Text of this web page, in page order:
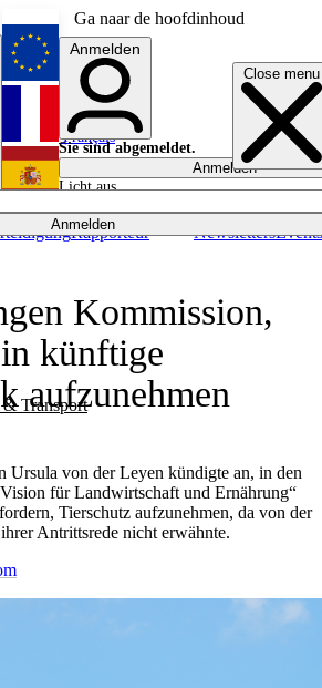
Ga naar de hoofdinhoud
Close menu
Anmelden
Transport
Rapporteur NewslettersEvents
English
Français
Anmelden
Sie sind abgemeldet.
Anmelden
Licht aus
Kommission,
künftige
aufzunehmen
Ursula von der Leyen kündigte an, in den
für Landwirtschaft und Ernährung“
Tierschutz aufzunehmen, da von der
Antrittsrede nicht erwähnte.